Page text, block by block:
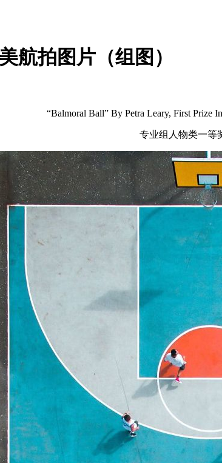
航拍图片（组图）
“Balmoral Ball” By Petra Leary, First Prize
专业组人物类一等